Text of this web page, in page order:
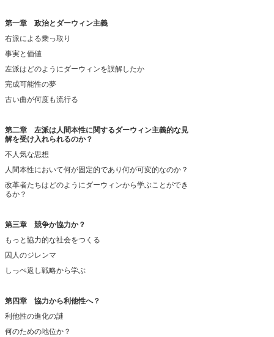
第一章 政治とダーウィン主義
右派による乗っ取り
事実と価値
左派はどのようにダーウィンを誤解したか
完成可能性の夢
古い曲が何度も流行る
第二章 左派は人間本性に関するダーウィン主義的な見
解を受け入れられるのか？
不人気な思想
人間本性において何が固定的であり何が可変的なのか？
改革者たちはどのようにダーウィンから学ぶことができ
るか？
第三章 競争か協力か？
もっと協力的な社会をつくる
囚人のジレンマ
しっぺ返し戦略から学ぶ
第四章 協力から利他性へ？
利他性の進化の謎
何のための地位か？